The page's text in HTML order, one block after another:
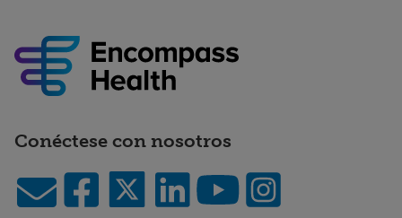
Conéctese con nosotros